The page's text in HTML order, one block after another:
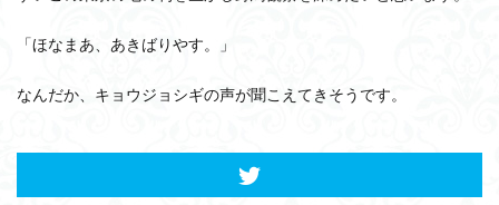
「ほなまあ、あきばりやす。」
なんだか、キョウジョシギの声が聞こえてきそうです。